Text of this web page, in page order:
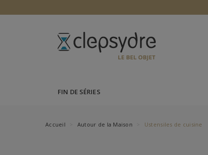
FIN DE SÉRIES
Accueil Autour de la Maison Ustensiles de cuisine